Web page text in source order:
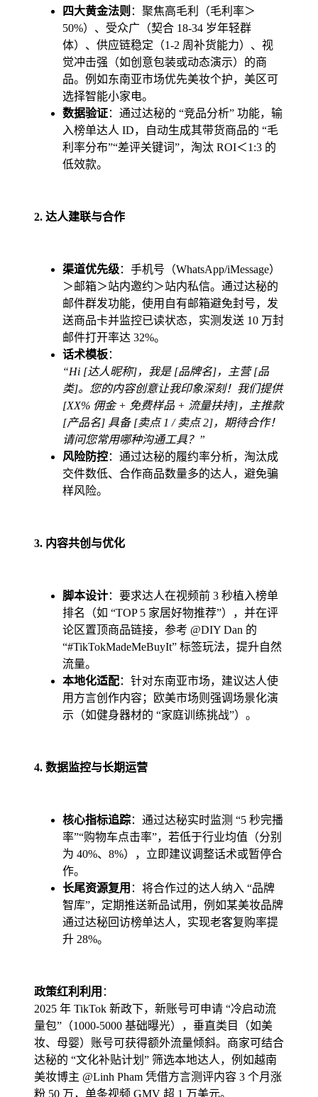
四大黄金法则 ：聚焦高毛利（毛利率＞
50%）、受众广（契合 18-34 岁年轻群
体）、供应链稳定（1-2 周补货能力）、视
觉冲击强（如创意包装或动态演示）的商
品。例如东南亚市场优先美妆个护，美区可
选择智能小家电。
数据验证：通过达秘的 “竞品分析” 功能，输
入榜单达人 ID，自动生成其带货商品的 “毛
利率分布”“差评关键词”，淘汰 ROI＜1:3 的
低效款。
2. 达人建联与合作
渠道优先级：手机号（WhatsApp/iMessage）
＞邮箱＞站内邀约＞站内私信。通过达秘的
邮件群发功能，使用自有邮箱避免封号，发
送商品卡并监控已读状态，实测发送 10 万封
邮件打开率达 32%。
话术模板：
“Hi [达人昵称]，我是 [品牌名]，主营 [品
类]。您的内容创意让我印象深刻！我们提供
[XX% 佣金 + 免费样品 + 流量扶持]，主推款
[产品名] 具备 [卖点 1 / 卖点 2]，期待合作！
请问您常用哪种沟通工具？”
风险防控：通过达秘的履约率分析，淘汰成
交件数低、合作商品数量多的达人，避免骗
样风险。
3. 内容共创与优化
脚本设计：要求达人在视频前 3 秒植入榜单
排名（如 “TOP 5 家居好物推荐”），并在评
论区置顶商品链接，参考 @DIY Dan 的
“#TikTokMadeMeBuyIt” 标签玩法，提升自然
流量。
本地化适配：针对东南亚市场，建议达人使
用方言创作内容；欧美市场则强调场景化演
示（如健身器材的 “家庭训练挑战”）。
4. 数据监控与长期运营
核心指标追踪：通过达秘实时监测 “5 秒完播
率”“购物车点击率”，若低于行业均值（分别
为 40%、8%），立即建议调整话术或暂停合
作。
长尾资源复用 ：将合作过的达人纳入 “品牌
智库”，定期推送新品试用，例如某美妆品牌
通过达秘回访榜单达人，实现老客复购率提
升 28%。
政策红利利用 ：
2025 年 TikTok 新政下，新账号可申请 “冷启动流
量包”（1000-5000 基础曝光），垂直类目（如美
妆、母婴）账号可获得额外流量倾斜。商家可结合
达秘的 “文化补贴计划” 筛选本地达人，例如越南
美妆博主 @Linh Pham 凭借方言测评内容 3 个月涨
粉 50 万，单条视频 GMV 超 1 万美元。